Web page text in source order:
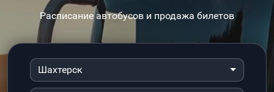
Расписание автобусов и продажа билетов
Шахтерск